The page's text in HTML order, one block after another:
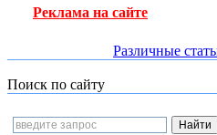
Реклама на сайте
Различные
Поиск по сайту